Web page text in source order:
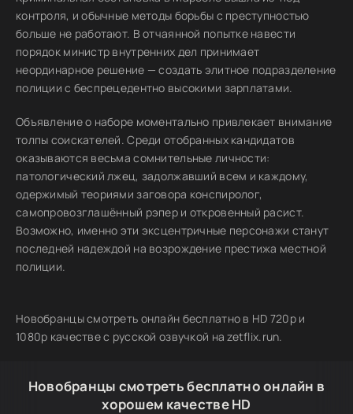
контроля, и обычные методы борьбы с преступностью
больше не работают. В отчаянной попытке навести
порядок министр внутренних дел принимает
неординарное решение — создать элитное подразделение
полиции с беспрецедентно высокими зарплатами.
Объявление о наборе моментально привлекает внимание
толпы соискателей. Среди отобранных кандидатов
оказываются весьма сомнительные личности:
патологический лжец, задолжавший всем и каждому,
одержимый теориями заговора конспиролог,
самопровозглашённый рэпер и откровенный расист.
Возможно, именно эти эксцентричные персонажи станут
последней надеждой на возрождение престижа местной
полиции.
Новобранцы смотреть онлайн бесплатно в HD 720p и
1080p качестве с русской озвучкой на zetflix.run.
Новобранцы смотреть бесплатно онлайн в
хорошем качестве HD